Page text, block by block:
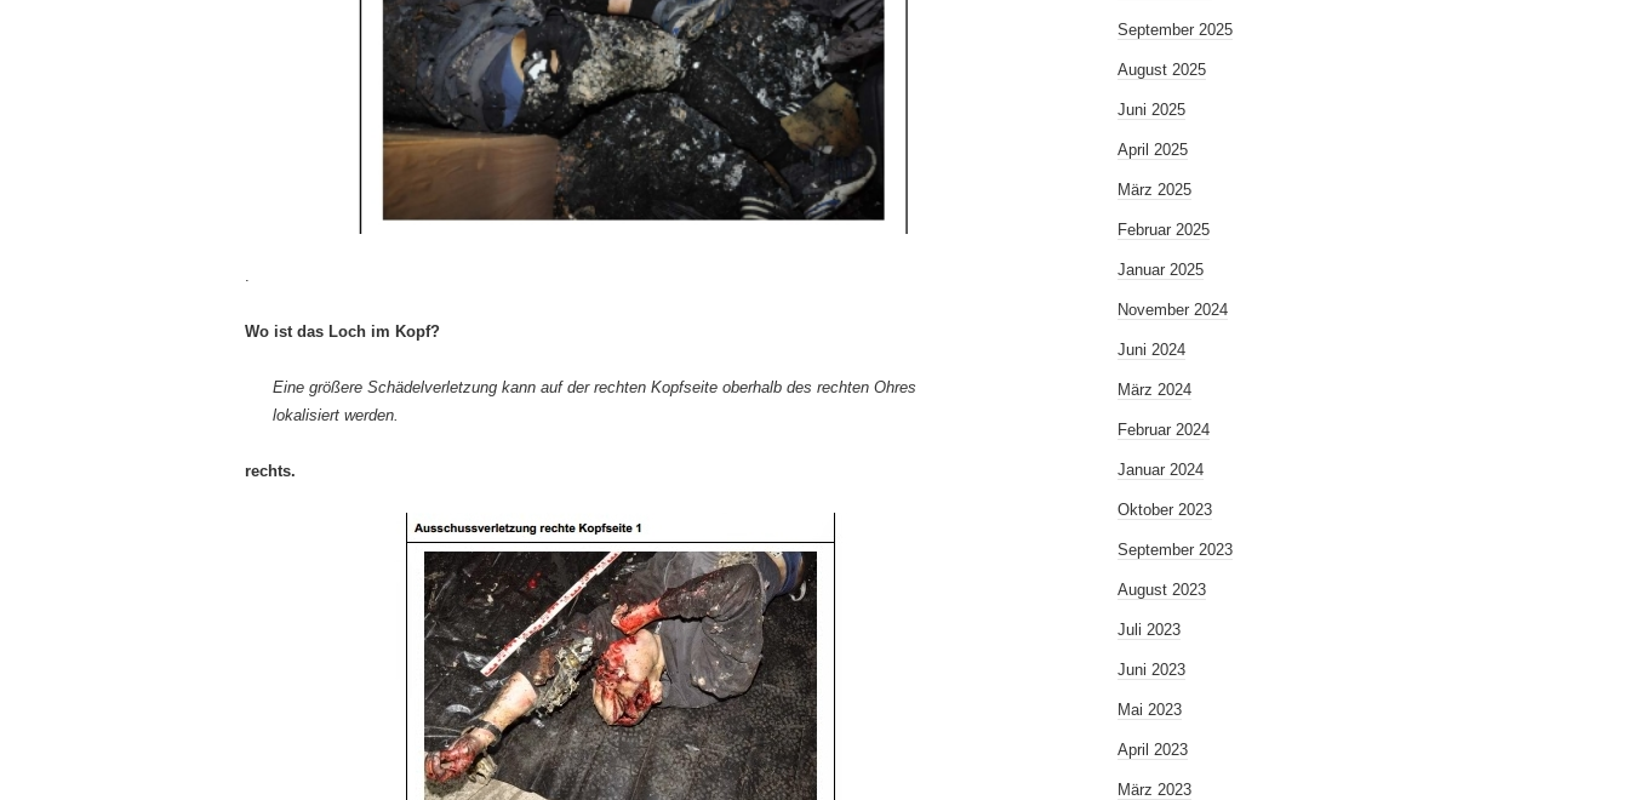
Wo ist das Loch im Kopf?
Eine größere Schädelverletzung kann auf der rechten Kopfseite oberhalb des rechten Ohres
lokalisiert werden.
rechts.
September 2025
August 2025
Juni 2025
April 2025
März 2025
Februar 2025
Januar 2025
November 2024
Juni 2024
März 2024
Februar 2024
Januar 2024
Oktober 2023
September 2023
August 2023
Juli 2023
Juni 2023
Mai 2023
April 2023
März 2023